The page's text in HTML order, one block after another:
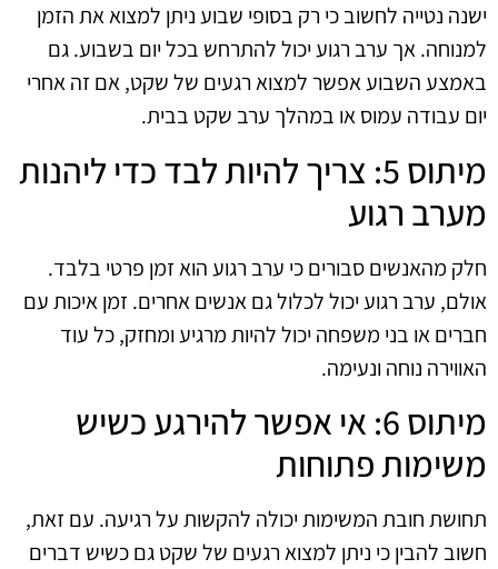
ישנה נטייה לחשוב כי רק בסופי שבוע ניתן למצוא את הזמן
למנוחה. אך ערב רגוע יכול להתרחש בכל יום בשבוע. גם
באמצע השבוע אפשר למצוא רגעים של שקט, אם זה אחרי
יום עבודה עמוס או במהלך ערב שקט בבית.
מיתוס 5: צריך להיות לבד כדי ליהנות
מערב רגוע
חלק מהאנשים סבורים כי ערב רגוע הוא זמן פרטי בלבד.
אולם, ערב רגוע יכול לכלול גם אנשים אחרים. זמן איכות עם
חברים או בני משפחה יכול להיות מרגיע ומחזק, כל עוד
האווירה נוחה ונעימה.
מיתוס 6: אי אפשר להירגע כשיש
משימות פתוחות
תחושת חובת המשימות יכולה להקשות על רגיעה. עם זאת,
חשוב להבין כי ניתן למצוא רגעים של שקט גם כשיש דברים